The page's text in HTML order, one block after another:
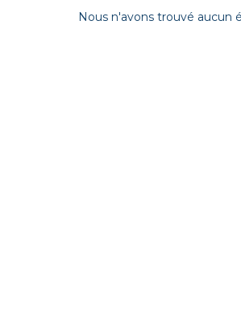
Nous n'avons trouvé aucun